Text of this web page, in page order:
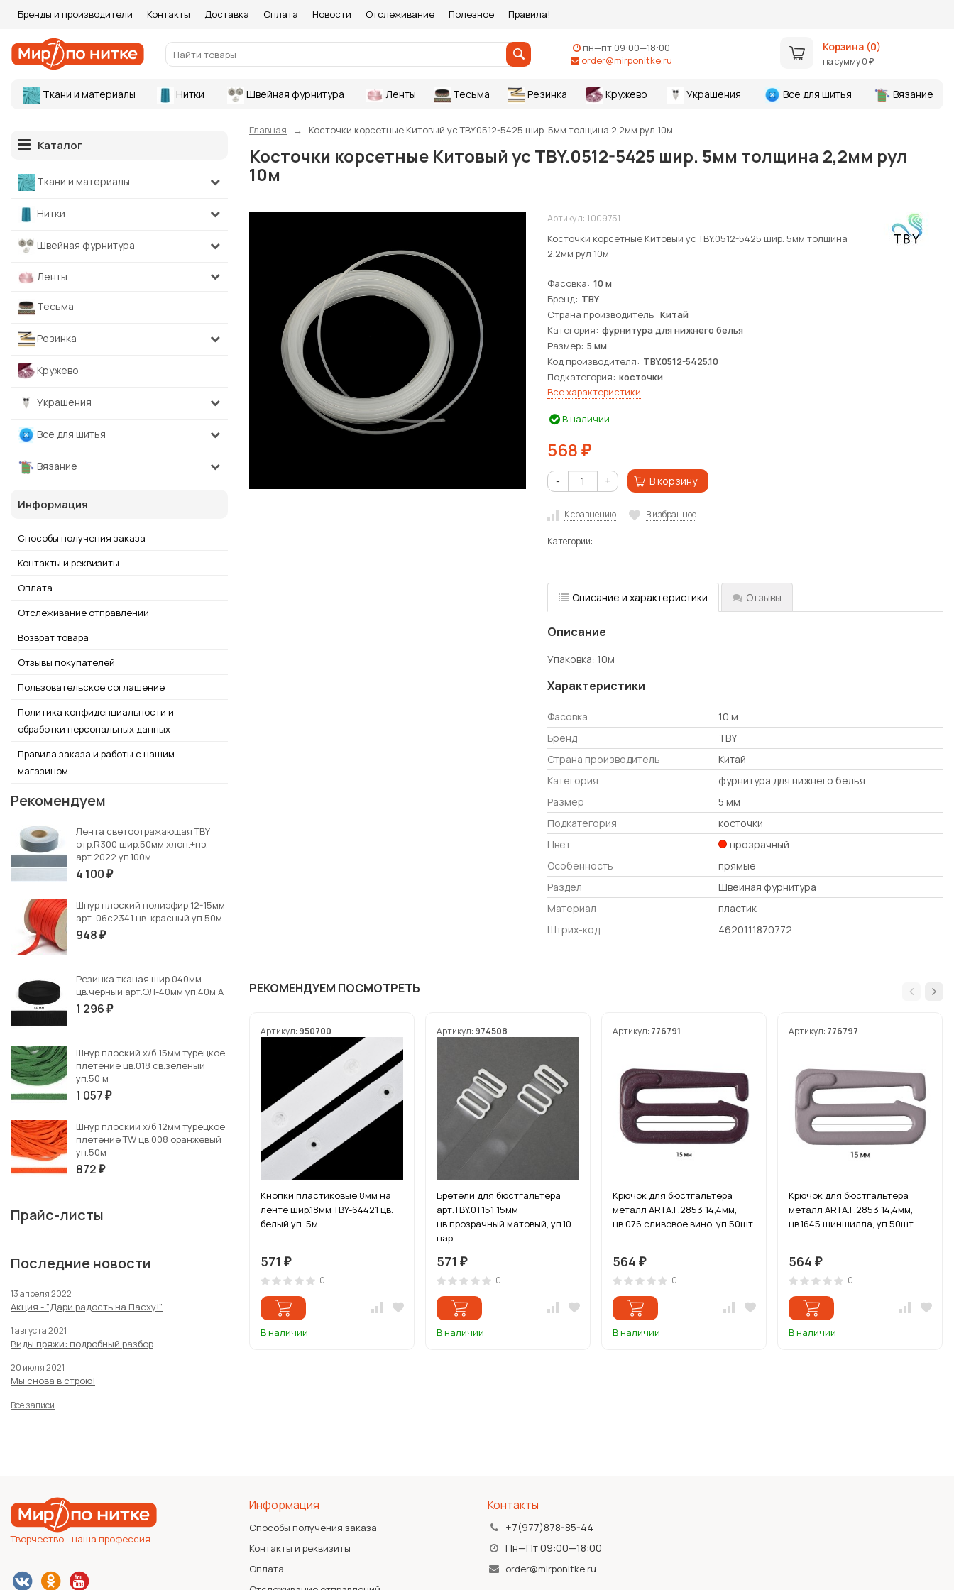
Бренды и производители Контакты Доставка Оплата Новости Отслеживание Полезное Правила!
пн—пт 09:00—18:00
order@mirponitke.ru
Корзина (0)
на сумму0 ₽
Ткани и материалы Нитки Швейная фурнитура Ленты Тесьма Резинка Кружево Украшения Все для шитья Вязание
Главная Косточки корсетные Китовый ус TBY.0512-5425 шир. 5мм толщина 2,2мм рул 10м
Косточки корсетные Китовый ус TBY.0512-5425 шир. 5мм толщина 2,2мм рул
10м
Артикул: 1009751
Косточки корсетные Китовый ус TBY.0512-5425 шир. 5мм толщина
2,2мм рул 10м
Фасовка 10 м
Бренд TBY
Страна производитель Китай
Категория фурнитура для нижнего белья
Размер 5 мм
Код производителя
TBY.0512-5425.10
Подкатегория косточки
Все характеристики
В наличии
568 ₽
- + В корзину
К сравнению В избранное
Категории:
Описание и характеристики Отзывы
Описание
Упаковка: 10м
Характеристики
Фасовка
10 м
Бренд
TBY
Страна производитель
Китай
Категория
фурнитура для нижнего белья
Размер
5 мм
Подкатегория
косточки
Цвет
прозрачный
Особенность
прямые
Раздел
Швейная фурнитура
Материал
пластик
Штрих-код
4620111870772
РЕКОМЕНДУЕМ ПОСМОТРЕТЬ
Артикул: 950700
Кнопки пластиковые 8мм на
ленте шир.18мм TBY-64421 цв.
белый уп. 5м
571 ₽
0
В наличии
Артикул: 974508
Бретели для бюстгальтера
арт.TBY.0T151 15мм
цв.прозрачный матовый, уп.10
пар
571 ₽
0
В наличии
Артикул: 776791
Крючок для бюстгальтера
металл ARTA.F.2853 14,4мм,
цв.076 сливовое вино, уп.50шт
564 ₽
0
В наличии
Артикул: 776797
Крючок для бюстгальтера
металл ARTA.F.2853 14,4мм,
цв.1645 шиншилла, уп.50шт
564 ₽
0
В наличии
Каталог
Ткани и материалы
Нитки
Швейная фурнитура
Ленты
Тесьма
Резинка
Кружево
Украшения
Все для шитья
Вязание
Информация
Способы получения заказа
Контакты и реквизиты
Оплата
Отслеживание отправлений
Возврат товара
Отзывы покупателей
Пользовательское соглашение
Политика конфиденциальности и
обработки персональных данных
Правила заказа и работы с нашим
магазином
Рекомендуем
Лента светоотражающая TBY
отр.R300 шир.50мм хлоп.+пэ.
арт.2022 уп.100м
4 100 ₽
Шнур плоский полиэфир 12-15мм
арт. 06с2341 цв. красный уп.50м
948 ₽
Резинка тканая шир.040мм
цв.черный арт.ЭЛ-40мм уп.40м А
1 296 ₽
Шнур плоский х/б 15мм турецкое
плетение цв.018 св.зелёный
уп.50 м
1 057 ₽
Шнур плоский х/б 12мм турецкое
плетение TW цв.008 оранжевый
уп.50м
872 ₽
Прайс-листы
Последние новости
13 апреля 2022
Акция - "Дари радость на Пасху!"
1 августа 2021
Виды пряжи: подробный разбор
20 июля 2021
Мы снова в строю!
Все записи
Творчество - наша профессия
Информация
Способы получения заказа
Контакты и реквизиты
Оплата
Контакты
+7(977)878-85-44
Пн—Пт 09:00—18:00
order@mirponitke.ru